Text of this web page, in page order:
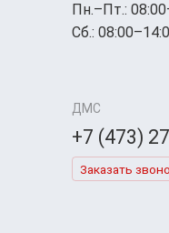
Пн.–Пт.:
Сб.:
ДМС
+7 (473)
Заказать